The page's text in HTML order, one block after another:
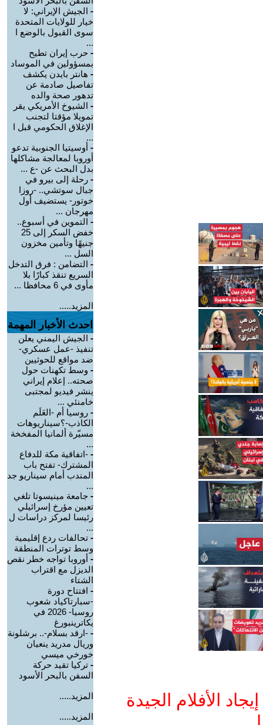
الأفلام الجيدة
- الجيش الإيراني: لا
خيار للولايات المتحدة
سوى القبول بالوضع ا
...
- حرب إيران تطيح
بمسؤولين في الموساد
- هانتر بايدن يكشف
تفاصيل صادمة عن
تدهور صحة والده
- الشيوخ الأمريكي يقر
تمويلا مؤقتا لتجنب
الإغلاق الحكومي قبل ا
...
- أوسيتيا الجنوبية تدعو
أوروبا لمعالجة مشاكلها
بدل البحث عن -ع ...
- رحلة إلى بيرو في
جبال سوتشي.. -روزا
خوتور- يستضيف أول
مهرجان ...
- التموين في أسبوع..
خفض السكر إلى 25
جنيهًا وتأمين مخزون
السل ...
- التضامن : فرق التدخل
السريع تنقذ كبارًا بلا
مأوى في 6 محافظا ...
المزيد.....
احدث الأخبار المهمة
- الجيش اليمني يعلن
تنفيذ -عمل عسكري-
ضد مواقع للحوثيين
- وسط تكهنات حول
صحته.. إعلام إيراني
ينشر فيديو لمجتبى
خامنئي ...
- روسيا أم -العَلَم
الكاذب-؟سيناريوهات
مسيّرة ألمانيا المفخخة
...
- -اتفاقية مكة للدفاع
المشترك- تفتح باب
المندب أمام سيناريو جد
...
- جامعة مينيسوتا تلغي
تعيين مؤرخ إسرائيلي
رئيسا لمركز دراسات ل
...
- تحالفات ردع إقليمية
وسط توترات المنطقة
- أوروبا تواجه خطر نقص
الديزل مع اقتراب
الشتاء
- افتتاح دورة
-سبارتاكياد شعوب
روسيا- 2026 في
يكاترينبورغ
- -ارقد بسلام-.. برشلونة
وريال مدريد ينعيان
خورخي ميسي
- تركيا تقيد حركة
السفن بالبحر الأسود
المزيد.....
المزيد.....